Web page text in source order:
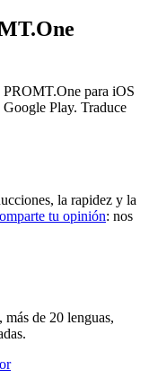
PROMT.One para iOS
Play. Traduce
la rapidez y la
tu opinión: nos
de 20 lenguas,